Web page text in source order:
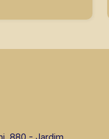
da cidade
880 - Jardim